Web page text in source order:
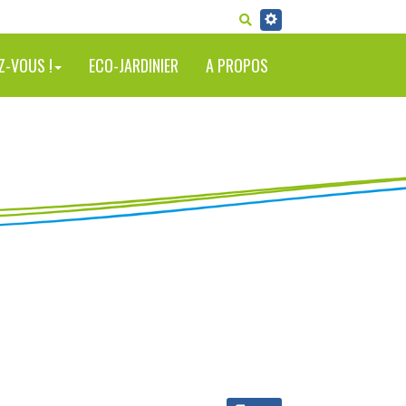
RECHERCHER
VOUS ! ECO-JARDINIER A PROPOS